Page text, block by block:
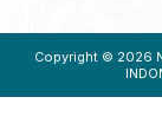
Copyright © 2026